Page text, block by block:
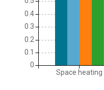
Space heating
0
0.1
0.2
0.3
0.4